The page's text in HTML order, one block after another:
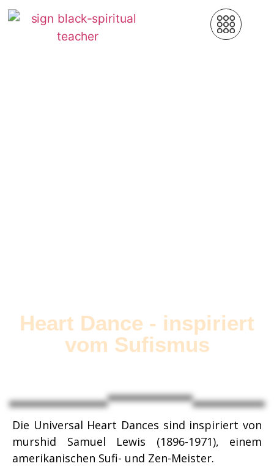
Heart Dance - inspiriert
vom Sufismus
Die Universal Heart Dances sind inspiriert von
murshid Samuel Lewis (1896-1971), einem
amerikanischen Sufi- und Zen-Meister.